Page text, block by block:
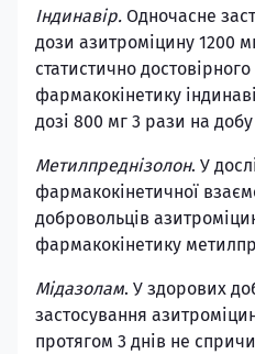
Індинавір. Одночасне
дози азитроміцину 1200
статистично
фармакокінетику
дозі 800 мг 3 рази на
Метилпреднізолон. У
фармакокінетичної
добровольців
фармакокінетику
Мідазолам. У здорових
застосування
протягом 3 днів не